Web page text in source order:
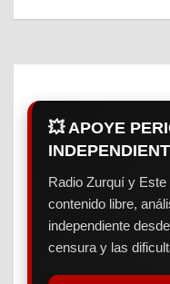
💥 APOYE
Radio Zurquí y
contenido libre,
independiente
censura y las